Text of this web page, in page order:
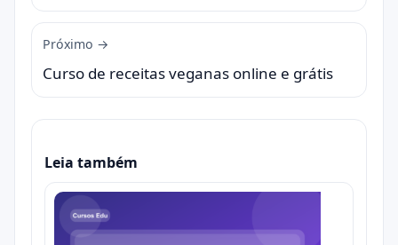
Próximo →
Curso de receitas veganas online e grátis
Leia também